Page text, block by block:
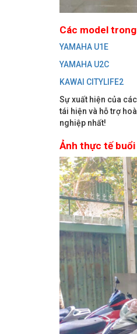
Các model
YAMAHA U1E
YAMAHA U2C
KAWAI CITYLIFE2
Sự xuất hiện của
tái hiện và hỗ trợ
nghiệp nhất!
Ảnh thực tế